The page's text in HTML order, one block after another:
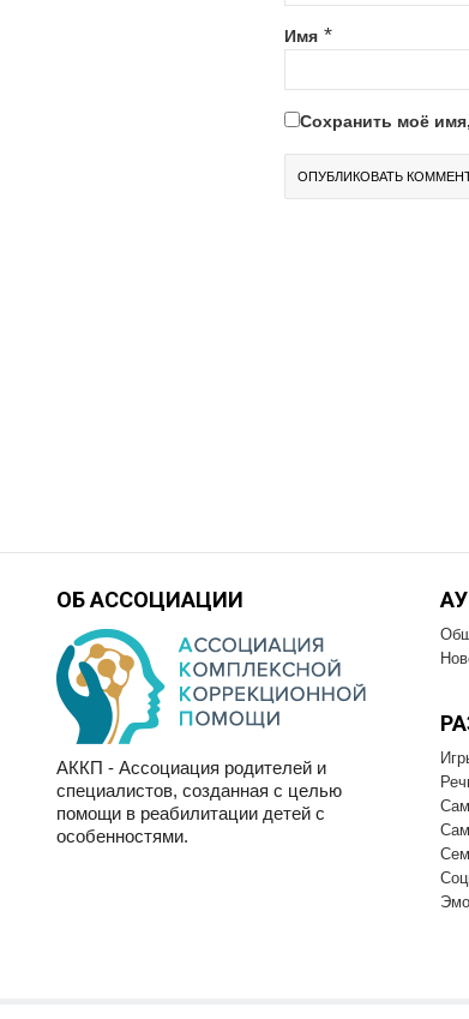
Имя *
Сохранить моё
ОБ АССОЦИАЦИИ
АККП - Ассоциация родителей и
специалистов, созданная с целью
помощи в реабилитации детей с
особенностями.